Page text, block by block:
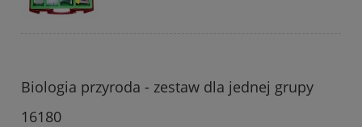
Biologia przyroda - zestaw dla jednej grupy
16180